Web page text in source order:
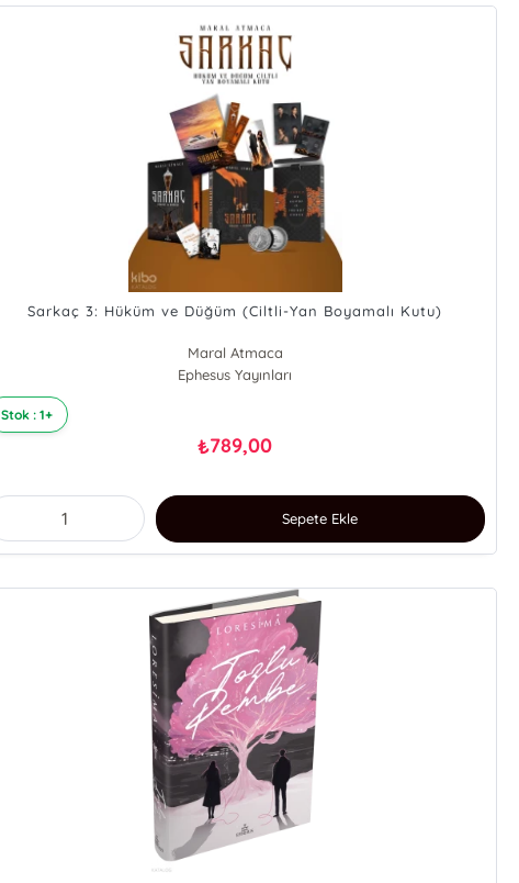
Sarkaç 3: Hüküm ve Düğüm (Ciltli-Yan Boyamalı Kutu)
Maral Atmaca
Ephesus Yayınları
Stok : 1+
₺789,00
Sepete Ekle